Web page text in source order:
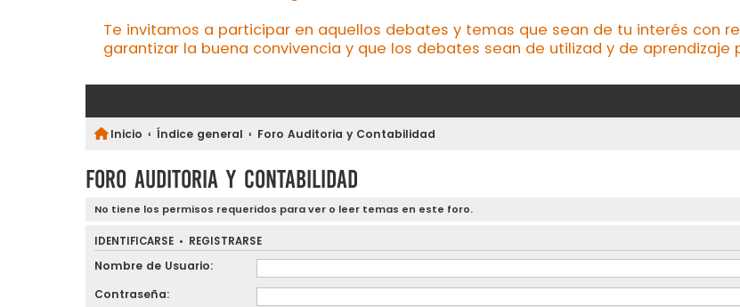
Te invitamos a participar en aquellos debates y temas que sean de tu interés con
garantizar la buena convivencia y que los debates sean de utilizad y de aprendizaje
Inicio Índice general Foro Auditoria y Contabilidad
Foro Auditoria y Contabilidad
No tiene los permisos requeridos para ver o leer temas en este foro.
IDENTIFICARSE • REGISTRARSE
Nombre de Usuario:
Contraseña: